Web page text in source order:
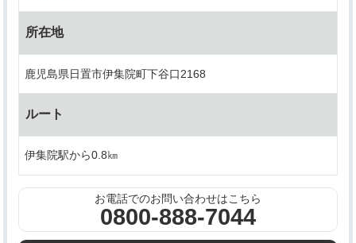
所在地
鹿児島県日置市伊集院町下谷口2168
ルート
伊集院駅から0.8㎞
お電話でのお問い合わせはこちら
0800-888-7044